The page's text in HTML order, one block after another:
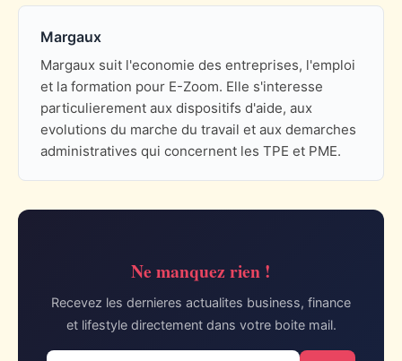
Margaux
Margaux suit l'economie des entreprises, l'emploi
et la formation pour E-Zoom. Elle s'interesse
particulierement aux dispositifs d'aide, aux
evolutions du marche du travail et aux demarches
administratives qui concernent les TPE et PME.
Ne manquez rien !
Recevez les dernieres actualites business, finance
et lifestyle directement dans votre boite mail.